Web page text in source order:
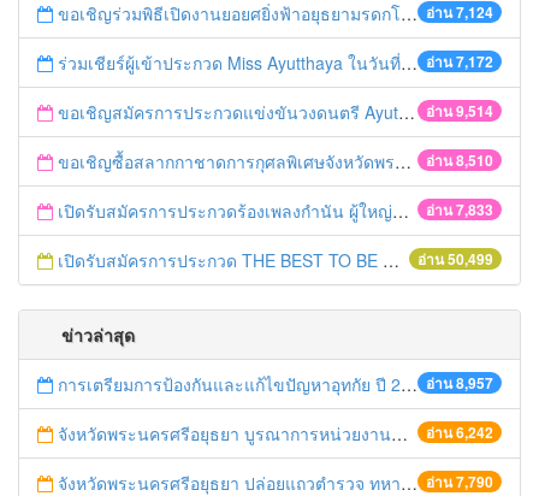
อ่าน 7,124
ขอเชิญร่วมพิธีเปิดงานยอยศยิ่งฟ้าอยุธยามรดกโลก
อ่าน 7,172
ร่วมเชียร์ผู้เข้าประกวด Miss Ayutthaya ในวันที่ 15 ธันวาคม 2560
อ่าน 9,514
ขอเชิญสมัครการประกวดแข่งขันวงดนตรี Ayutthaya battle of the bands
อ่าน 8,510
ขอเชิญซื้อสลากกาชาดการกุศลพิเศษจังหวัดพระนครศรีอยุธยา 2560
อ่าน 7,833
เปิดรับสมัครการประกวดร้องเพลงกำนัน ผู้ใหญ่บ้าน ฯลฯ
อ่าน 50,499
เปิดรับสมัครการประกวด THE BEST TO BE NUMBER ONE
ข่าวล่าสุด
อ่าน 8,957
การเตรียมการป้องกันและแก้ไขปัญหาอุทกัย ปี 2561
อ่าน 6,242
จังหวัดพระนครศรีอยุธยา บูรณาการหน่วยงานที่เกี่ยวข้อง ลงพื้นที่จัดระเบียบและดำเนินมาตรการตามบทลงโทษสูงสุดกับผู้ประกอบการร้านค้าที่ยังฝ่าฝืนตั้งร้านค้ารุกล้ำเขตพื้นที่ทางหลวง เตรียมความปลอดภัยก่อนเทศกาลสงกรานต์
อ่าน 7,790
จังหวัดพระนครศรีอยุธยา ปล่อยแถวตำรวจ ทหาร ฝ่ายปกครอง กว่า 100 นาย ตรวจเข้มท่ารถสาธารณะ สถานีขนส่งรถโดยสาร วินรถตู้ และสถานีรถไฟ เตรียมรับมือเทศกาลสงกรานต์